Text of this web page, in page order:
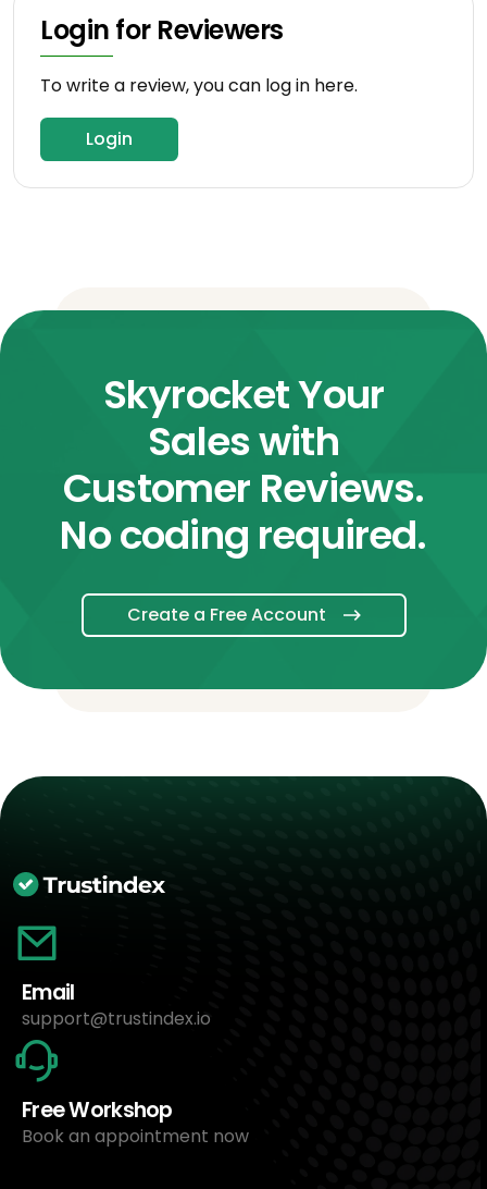
Login for Reviewers
To write a review, you can log in here.
Login
Skyrocket Your
Sales with
Customer Reviews.
No coding required.
Create a Free Account
Email
support@trustindex.io
Free Workshop
Book an appointment now